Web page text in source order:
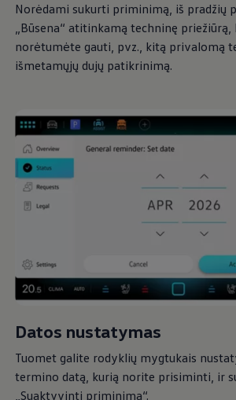
Norėdami sukurti priminimą, iš pradžių
„Būsena“ atitinkamą techninę
norėtumėte gauti, pvz., kitą privalomą
išmetamųjų dujų patikrinimą.
Datos nustatymas
Tuomet galite rodyklių mygtukais
termino datą, kurią norite prisiminti, ir
„Suaktyvinti priminimą“.